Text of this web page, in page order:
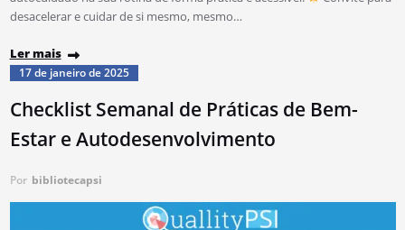
desacelerar e cuidar de si mesmo, mesmo…
Ler mais
17 de janeiro de 2025
Checklist Semanal de Práticas de Bem-
Estar e Autodesenvolvimento
Por bibliotecapsi